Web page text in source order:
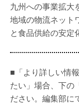
九州への事業拡大
地域の物流ネット
と食品供給の安定
■「より詳しい情
たい」場合、下の
ださい。編集部に